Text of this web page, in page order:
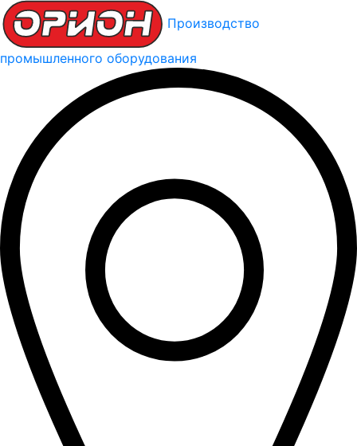
Производство
промышленного оборудования